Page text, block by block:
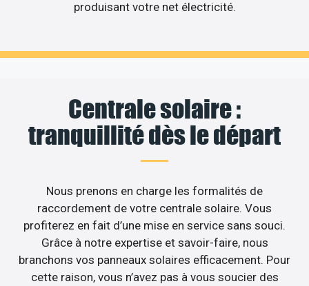
produisant votre net électricité.
Centrale solaire :
tranquillité dès le départ
Nous prenons en charge les formalités de
raccordement de votre centrale solaire. Vous
profiterez en fait d’une mise en service sans souci.
Grâce à notre expertise et savoir-faire, nous
branchons vos panneaux solaires efficacement. Pour
cette raison, vous n’avez pas à vous soucier des